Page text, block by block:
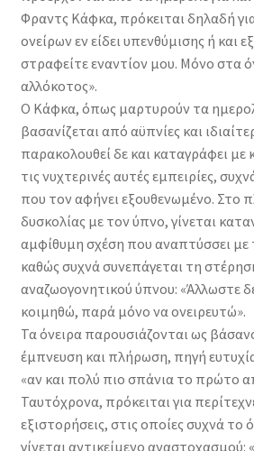
Φραντς Κάφκα, πρόκειται δηλαδή
ονείρων εν είδει υπενθύμισης ή και
στραφείτε εναντίον μου. Μόνο στα
αλλόκοτος».
Ο Κάφκα, όπως μαρτυρούν τα
βασανίζεται από αϋπνίες και
παρακολουθεί δε και καταγράφει με
τις νυχτερινές αυτές εμπειρίες,
που τον αφήνει εξουθενωμένο. Στο
δυσκολίας με τον ύπνο, γίνεται
αμφίθυμη σχέση που αναπτύσσει με
καθώς συχνά συνεπάγεται τη
αναζωογονητικού ύπνου: «Άλλωστε
κοιμηθώ, παρά μόνο να ονειρευτώ».
Τα όνειρα παρουσιάζονται ως
έμπνευση και πλήρωση, πηγή
«αν και πολύ πιο σπάνια το πρώτο
Ταυτόχρονα, πρόκειται για
εξιστορήσεις, στις οποίες συχνά το
γίνεται αντικείμενο